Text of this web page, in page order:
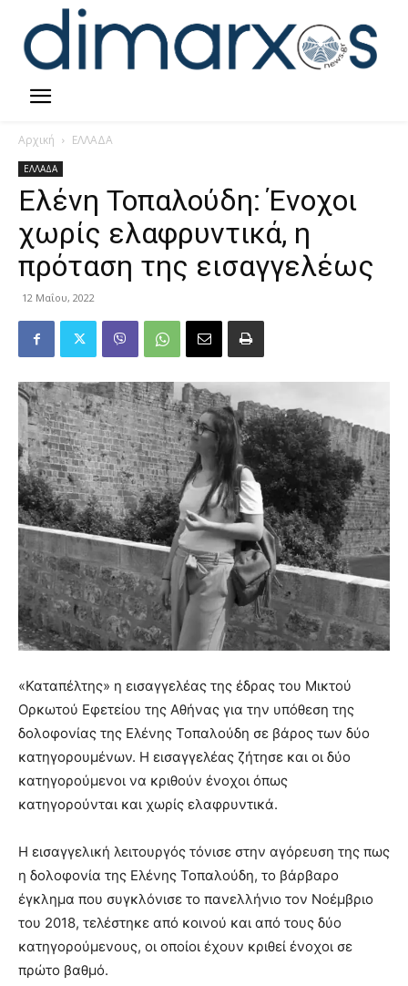
Αρχική ΕΛΛΑΔΑ
ΕΛΛΑΔΑ
Ελένη Τοπαλούδη: Ένοχοι
χωρίς ελαφρυντικά, η
πρόταση της εισαγγελέως
12 Μαΐου, 2022
«Καταπέλτης» η εισαγγελέας της έδρας του Μικτού
Ορκωτού Εφετείου της Αθήνας για την υπόθεση της
δολοφονίας της Ελένης Τοπαλούδη σε βάρος των δύο
κατηγορουμένων. Η εισαγγελέας ζήτησε και οι δύο
κατηγορούμενοι να κριθούν ένοχοι όπως
κατηγορούνται και χωρίς ελαφρυντικά.
Η εισαγγελική λειτουργός τόνισε στην αγόρευση της πως
η δολοφονία της Ελένης Τοπαλούδη, το βάρβαρο
έγκλημα που συγκλόνισε το πανελλήνιο τον Νοέμβριο
του 2018, τελέστηκε από κοινού και από τους δύο
κατηγορούμενους, οι οποίοι έχουν κριθεί ένοχοι σε
πρώτο βαθμό.